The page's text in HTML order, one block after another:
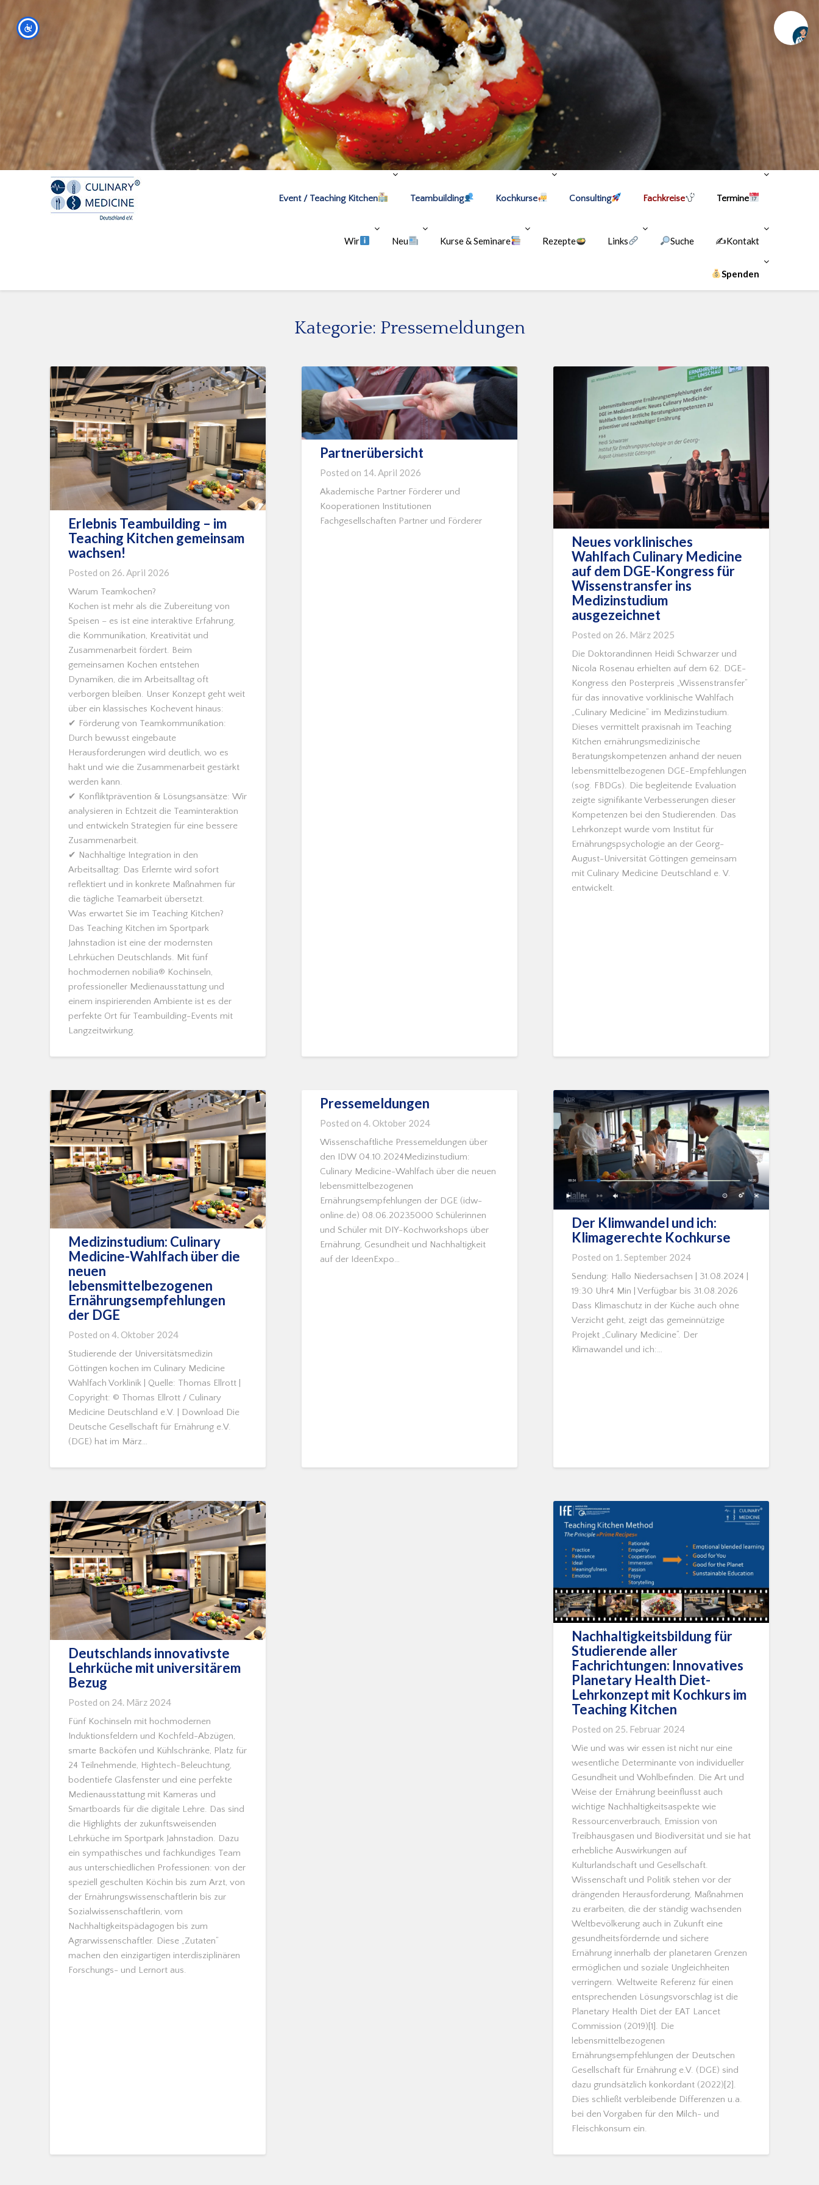
Event / Teaching Kitchen Teambuilding Kochkurse Consulting Fachkreise Termine
Wir Neu Kurse & Seminare Rezepte Links Suche ✍Kontakt
Spenden
Kategorie: Pressemeldungen
Erlebnis Teambuilding – im
Teaching Kitchen gemeinsam
wachsen!
Posted on 26. April 2026
Warum Teamkochen?
Kochen ist mehr als die Zubereitung von
Speisen – es ist eine interaktive Erfahrung,
die Kommunikation, Kreativität und
Zusammenarbeit fördert. Beim
gemeinsamen Kochen entstehen
Dynamiken, die im Arbeitsalltag oft
verborgen bleiben. Unser Konzept geht weit
über ein klassisches Kochevent hinaus:
✔ Förderung von Teamkommunikation:
Durch bewusst eingebaute
Herausforderungen wird deutlich, wo es
hakt und wie die Zusammenarbeit gestärkt
werden kann.
✔ Konfliktprävention & Lösungsansätze: Wir
analysieren in Echtzeit die Teaminteraktion
und entwickeln Strategien für eine bessere
Zusammenarbeit.
✔ Nachhaltige Integration in den
Arbeitsalltag: Das Erlernte wird sofort
reflektiert und in konkrete Maßnahmen für
die tägliche Teamarbeit übersetzt.
Was erwartet Sie im Teaching Kitchen?
Das Teaching Kitchen im Sportpark
Jahnstadion ist eine der modernsten
Lehrküchen Deutschlands. Mit fünf
hochmodernen nobilia® Kochinseln,
professioneller Medienausstattung und
einem inspirierenden Ambiente ist es der
perfekte Ort für Teambuilding-Events mit
Langzeitwirkung.
Partnerübersicht
Posted on 14. April 2026
Akademische Partner Förderer und
Kooperationen Institutionen
Fachgesellschaften Partner und Förderer
Neues vorklinisches
Wahlfach Culinary Medicine
auf dem DGE-Kongress für
Wissenstransfer ins
Medizinstudium
ausgezeichnet
Posted on 26. März 2025
Die Doktorandinnen Heidi Schwarzer und
Nicola Rosenau erhielten auf dem 62. DGE-
Kongress den Posterpreis „Wissenstransfer“
für das innovative vorklinische Wahlfach
„Culinary Medicine“ im Medizinstudium.
Dieses vermittelt praxisnah im Teaching
Kitchen ernährungsmedizinische
Beratungskompetenzen anhand der neuen
lebensmittelbezogenen DGE-Empfehlungen
(sog. FBDGs). Die begleitende Evaluation
zeigte signifikante Verbesserungen dieser
Kompetenzen bei den Studierenden. Das
Lehrkonzept wurde vom Institut für
Ernährungspsychologie an der Georg-
August-Universität Göttingen gemeinsam
mit Culinary Medicine Deutschland e. V.
entwickelt.
Medizinstudium: Culinary
Medicine-Wahlfach über die
neuen
lebensmittelbezogenen
Ernährungsempfehlungen
der DGE
Posted on 4. Oktober 2024
Studierende der Universitätsmedizin
Göttingen kochen im Culinary Medicine
Wahlfach Vorklinik | Quelle: Thomas Ellrott |
Copyright: © Thomas Ellrott / Culinary
Medicine Deutschland e.V. | Download Die
Deutsche Gesellschaft für Ernährung e.V.
(DGE) hat im März…
Pressemeldungen
Posted on 4. Oktober 2024
Wissenschaftliche Pressemeldungen über
den IDW 04.10.2024Medizinstudium:
Culinary Medicine-Wahlfach über die neuen
lebensmittelbezogenen
Ernährungsempfehlungen der DGE (idw-
online.de) 08.06.20235000 Schülerinnen
und Schüler mit DIY-Kochworkshops über
Ernährung, Gesundheit und Nachhaltigkeit
auf der IdeenExpo…
Der Klimwandel und ich:
Klimagerechte Kochkurse
Posted on 1. September 2024
Sendung: Hallo Niedersachsen | 31.08.2024 |
19:30 Uhr4 Min | Verfügbar bis 31.08.2026
Dass Klimaschutz in der Küche auch ohne
Verzicht geht, zeigt das gemeinnützige
Projekt „Culinary Medicine“. Der
Klimawandel und ich:…
Deutschlands innovativste
Lehrküche mit universitärem
Bezug
Posted on 24. März 2024
Fünf Kochinseln mit hochmodernen
Induktionsfeldern und Kochfeld-Abzügen,
smarte Backöfen und Kühlschränke, Platz für
24 Teilnehmende, Hightech-Beleuchtung,
bodentiefe Glasfenster und eine perfekte
Medienausstattung mit Kameras und
Smartboards für die digitale Lehre. Das sind
die Highlights der zukunftsweisenden
Lehrküche im Sportpark Jahnstadion. Dazu
ein sympathisches und fachkundiges Team
aus unterschiedlichen Professionen: von der
speziell geschulten Köchin bis zum Arzt, von
der Ernährungswissenschaftlerin bis zur
Sozialwissenschaftlerin, vom
Nachhaltigkeitspädagogen bis zum
Agrarwissenschaftler. Diese „Zutaten“
machen den einzigartigen interdisziplinären
Forschungs- und Lernort aus.
Nachhaltigkeitsbildung für
Studierende aller
Fachrichtungen: Innovatives
Planetary Health Diet-
Lehrkonzept mit Kochkurs im
Teaching Kitchen
Posted on 25. Februar 2024
Wie und was wir essen ist nicht nur eine
wesentliche Determinante von individueller
Gesundheit und Wohlbefinden. Die Art und
Weise der Ernährung beeinflusst auch
wichtige Nachhaltigkeitsaspekte wie
Ressourcenverbrauch, Emission von
Treibhausgasen und Biodiversität und sie hat
erhebliche Auswirkungen auf
Kulturlandschaft und Gesellschaft.
Wissenschaft und Politik stehen vor der
drängenden Herausforderung, Maßnahmen
zu erarbeiten, die der ständig wachsenden
Weltbevölkerung auch in Zukunft eine
gesundheitsfördernde und sichere
Ernährung innerhalb der planetaren Grenzen
ermöglichen und soziale Ungleichheiten
verringern. Weltweite Referenz für einen
entsprechenden Lösungsvorschlag ist die
Planetary Health Diet der EAT Lancet
Commission (2019)[1]. Die
lebensmittelbezogenen
Ernährungsempfehlungen der Deutschen
Gesellschaft für Ernährung e.V. (DGE) sind
dazu grundsätzlich konkordant (2022)[2].
Dies schließt verbleibende Differenzen u.a.
bei den Vorgaben für den Milch- und
Fleischkonsum ein.
Chat